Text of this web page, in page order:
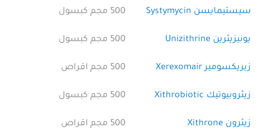
سيستيمايسن Systymycin 500 مجم كبسول
يونيزيثرين Unizithrine 500 مجم كبسول
زيريكسومير Xerexomair 500 مجم اقراص
زيثروبيوتيك Xithrobiotic 500 مجم كبسول
زيثرون Xithrone 500 مجم اقراص